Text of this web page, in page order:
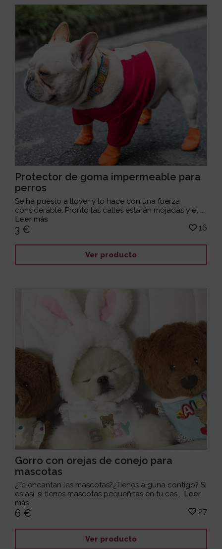
Protector de goma impermeable para
perros
Se ha puesto a llover y lo hace con una fuerza
considerable. Pronto las calles estarán mojadas y el ...
Leer más
3 € 16
Ver producto
Gorro con orejas de conejo para
mascotas
¿Te encantan las mascotas?¿Tienes alguna contigo? Si
es así, si tienes mascotas pequeñitas en tu cas... Leer
más
6 € 27
Ver producto